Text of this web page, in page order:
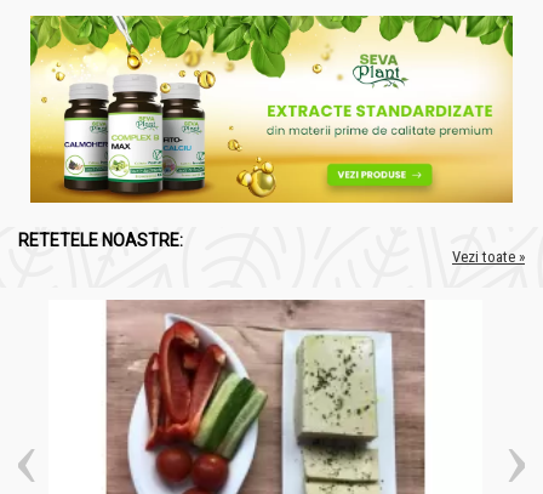
RETETELE NOASTRE:
Vezi toate »